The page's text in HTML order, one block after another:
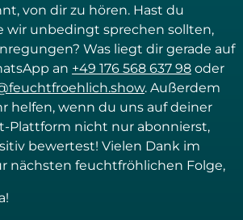
von dir zu hören. Hast du
wir unbedingt sprechen sollten,
Was liegt dir gerade auf
an +49 176 568 637 98 oder
. Außerdem
helfen, wenn du uns auf deiner
Plattform nicht nur abonnierst,
bewertest! Vielen Dank im
nächsten feuchtfröhlichen Folge,